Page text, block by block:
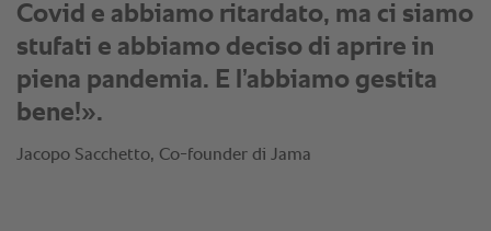
Covid e abbiamo ritardato, ma ci siamo
stufati e abbiamo deciso di aprire in
piena pandemia. E l’abbiamo gestita
bene!».
Jacopo Sacchetto, Co-founder di Jama